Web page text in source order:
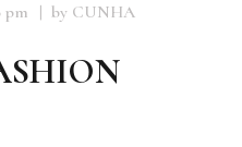
pm
by CUNHA